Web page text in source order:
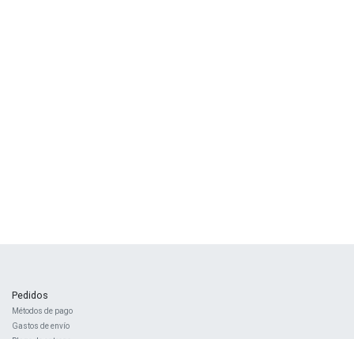
Pedidos
Métodos de pago
Gastos de envío